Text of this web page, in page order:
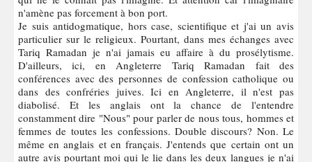
n'amène pas forcement à bon port.
Je suis antidogmatique, hors case, scientifique et j'ai un avis
particulier sur le religieux. Pourtant, dans mes échanges avec
Tariq Ramadan je n'ai jamais eu affaire à du prosélytisme.
D'ailleurs, ici, en Angleterre Tariq Ramadan fait des
conférences avec des personnes de confession catholique ou
dans des confréries juives. Ici en Angleterre, il n'est pas
diabolisé. Et les anglais ont la chance de l'entendre
constamment dire "Nous" pour parler de nous tous, hommes et
femmes de toutes les confessions. Double discours? Non. Le
même en anglais et en français. J'entends que certain ont un
autre avis pourtant moi qui le lie dans les deux langues je n'ai